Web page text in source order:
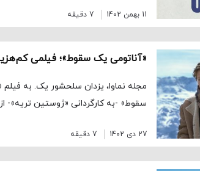
11 بهمن 1402 7 دقیقه
سقوط» -به کارگردانی «ژوستین تریه»-
27 دی 1402 7 دقیقه